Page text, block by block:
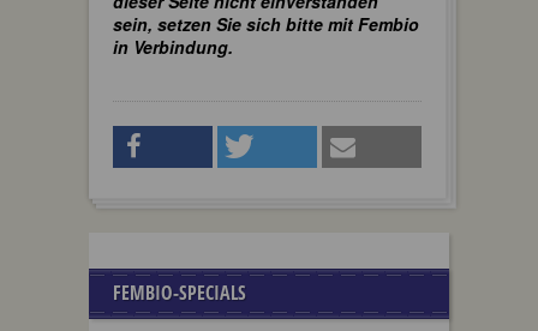
sein, setzen Sie sich bitte mit Fembio
in Verbindung.
FEMBIO-SPECIALS